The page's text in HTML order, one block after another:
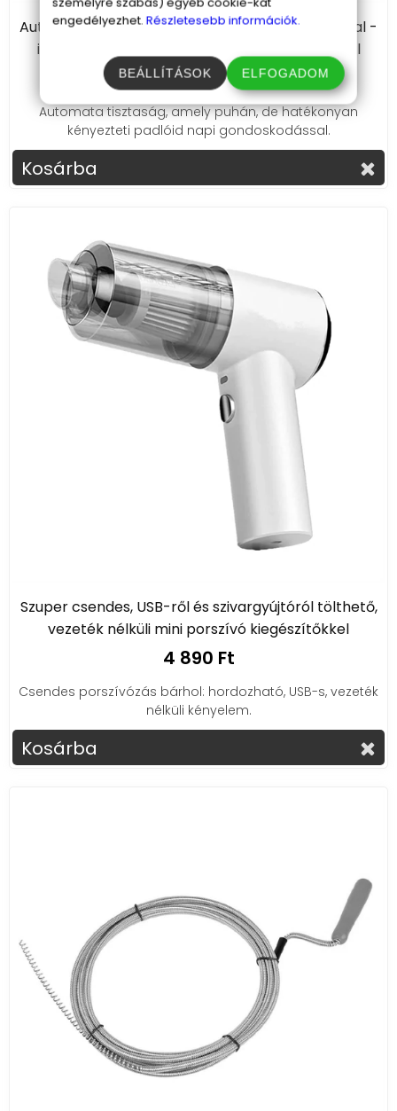
Automata robot felmosó 2 db cserélhető moppal -
intelligens padlótisztító gép diffúzor funkcióval
15 390 Ft
Automata tisztaság, amely puhán, de hatékonyan
kényezteti padlóid napi gondoskodással.
Kosárba
Szuper csendes, USB-ről és szivargyújtóról tölthető,
vezeték nélküli mini porszívó kiegészítőkkel
4 890 Ft
Csendes porszívózás bárhol: hordozható, USB-s, vezeték
nélküli kényelem.
Kosárba
engedélyezhet. Részletesebb információk.
BEÁLLÍTÁSOK ELFOGADOM